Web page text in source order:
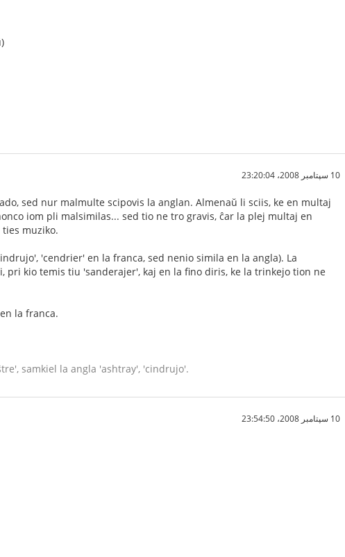
10 سپتامبر 2008،‏ 23:20:04
sed nur malmulte scipovis la anglan. Almenaŭ li sciis, ke en multaj
iom pli malsimilas... sed tio ne tro gravis, ĉar la plej multaj en
muziko.
'cendrier' en la franca, sed nenio simila en la angla). La
kio temis tiu 'sanderajer', kaj en la fino diris, ke la trinkejo tion ne
la franca.
samkiel la angla 'ashtray', 'cindrujo'.
10 سپتامبر 2008،‏ 23:54:50